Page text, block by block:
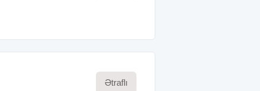
Ətraflı